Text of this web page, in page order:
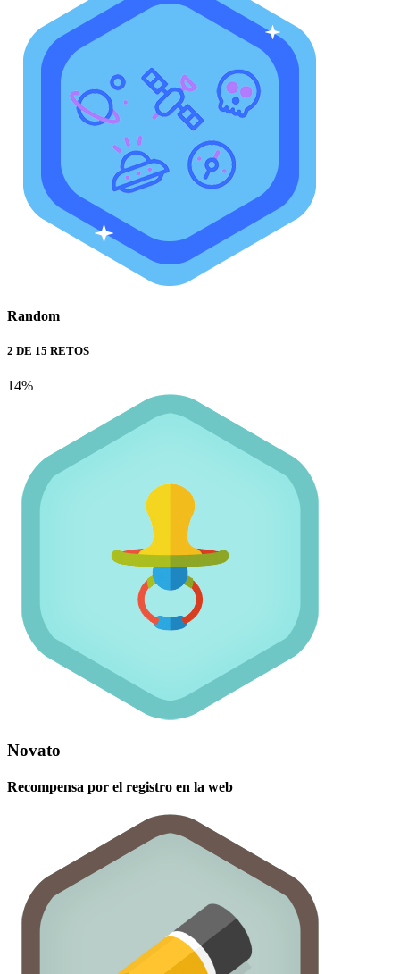
Random
2 DE 15 RETOS
14%
Novato
Recompensa por el registro en la web